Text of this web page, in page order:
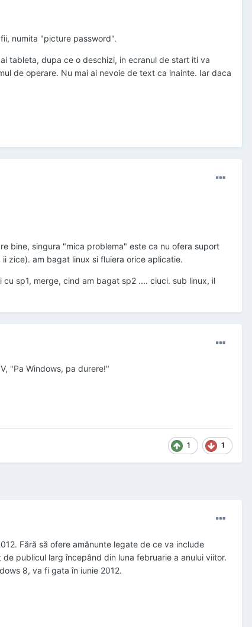
numita "picture password".
tableta, dupa ce o deschizi, in ecranul de start iti va
de operare. Nu mai ai nevoie de text ca inainte. Iar daca
bine, singura "mica problema" este ca nu ofera suport
zice). am bagat linux si fluiera orice aplicatie.
sp1, merge, cind am bagat sp2 .... ciuci. sub linux, il
"Pa Windows, pa durere!"
1 1
Fără să ofere amănunte legate de ce va include
publicul larg începând din luna februarie a anului viitor.
8, va fi gata în iunie 2012.